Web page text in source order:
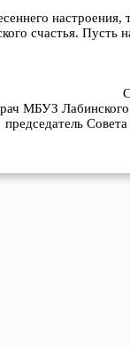
счастья.
МБУЗ
председатель